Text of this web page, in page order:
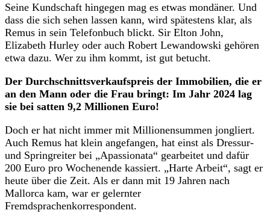
Seine Kundschaft hingegen mag es etwas mondäner. Und
dass die sich sehen lassen kann, wird spätestens klar, als
Remus in sein Telefonbuch blickt. Sir Elton John,
Elizabeth Hurley oder auch Robert Lewandowski gehören
etwa dazu. Wer zu ihm kommt, ist gut betucht.
Der Durchschnittsverkaufspreis der Immobilien, die er
an den Mann oder die Frau bringt: Im Jahr 2024 lag
sie bei satten 9,2 Millionen Euro!
Doch er hat nicht immer mit Millionensummen jongliert.
Auch Remus hat klein angefangen, hat einst als Dressur-
und Springreiter bei „Apassionata“ gearbeitet und dafür
200 Euro pro Wochenende kassiert. „Harte Arbeit“, sagt er
heute über die Zeit. Als er dann mit 19 Jahren nach
Mallorca kam, war er gelernter
Fremdsprachenkorrespondent.